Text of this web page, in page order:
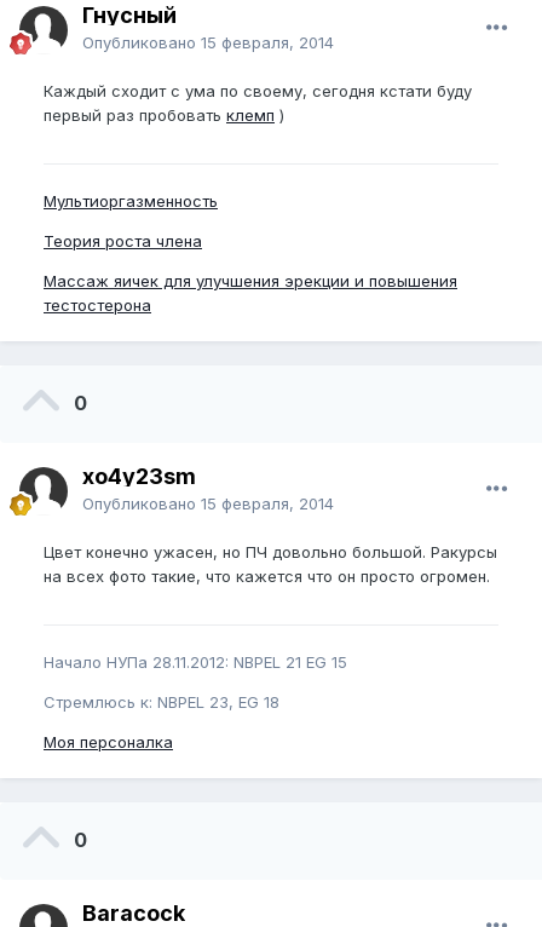
Гнусный
Опубликовано 15 февраля, 2014
Каждый сходит с ума по своему, сегодня кстати буду
первый раз пробовать клемп )
Мультиоргазменность
Теория роста члена
Массаж яичек для улучшения эрекции и повышения
тестостерона
0
xo4y23sm
Опубликовано 15 февраля, 2014
Цвет конечно ужасен, но ПЧ довольно большой. Ракурсы
на всех фото такие, что кажется что он просто огромен.
Начало НУПа 28.11.2012: NBPEL 21 EG 15
Стремлюсь к: NBPEL 23, EG 18
Моя персоналка
0
Baracock